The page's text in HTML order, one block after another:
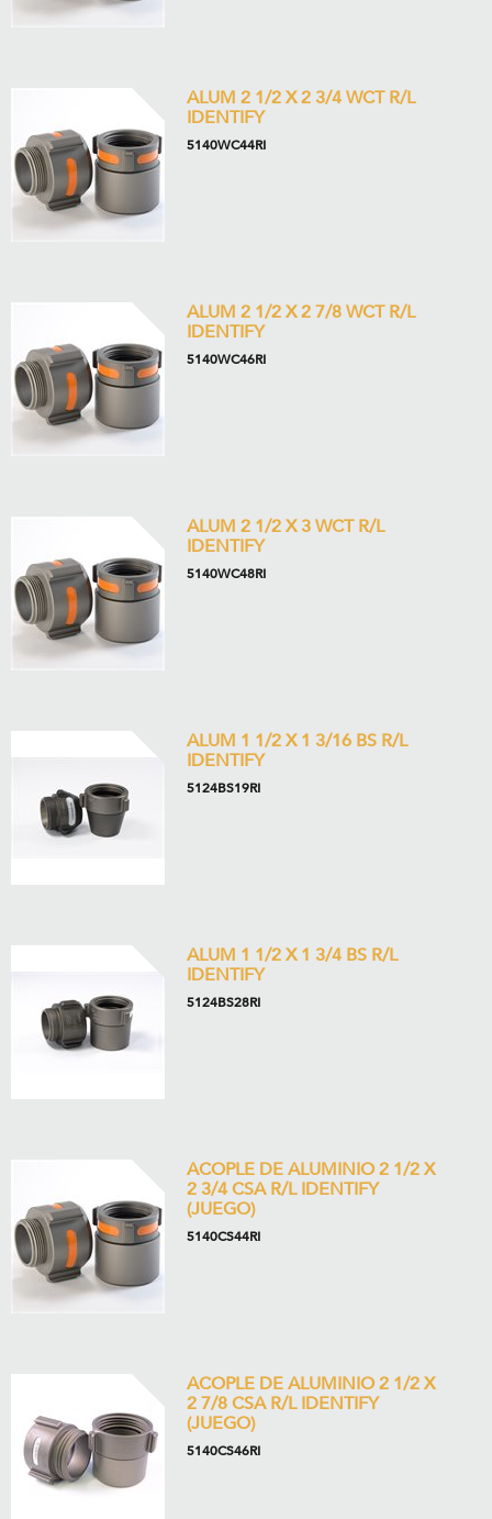
ALUM 2 1/2 X 2 3/4 WCT R/L
IDENTIFY
5140WC44RI
ALUM 2 1/2 X 2 7/8 WCT R/L
IDENTIFY
5140WC46RI
ALUM 2 1/2 X 3 WCT R/L
IDENTIFY
5140WC48RI
ALUM 1 1/2 X 1 3/16 BS R/L
IDENTIFY
5124BS19RI
ALUM 1 1/2 X 1 3/4 BS R/L
IDENTIFY
5124BS28RI
ACOPLE DE ALUMINIO 2 1/2 X
2 3/4 CSA R/L IDENTIFY
(JUEGO)
5140CS44RI
ACOPLE DE ALUMINIO 2 1/2 X
2 7/8 CSA R/L IDENTIFY
(JUEGO)
5140CS46RI